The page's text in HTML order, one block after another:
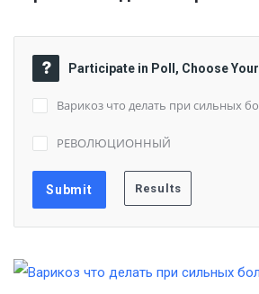
Participate in Poll, Choose
Варикоз что делать при сильных
РЕВОЛЮЦИОННЫЙ